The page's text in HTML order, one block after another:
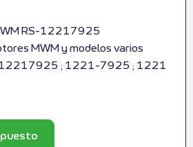
RS-12217925
MWM y modelos varios
12217925 ; 1221-7925 ; 1221